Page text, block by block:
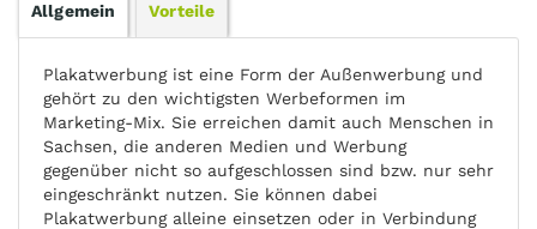
Allgemein Vorteile
Plakatwerbung ist eine Form der Außenwerbung und
gehört zu den wichtigsten Werbeformen im
Marketing-Mix. Sie erreichen damit auch Menschen in
Sachsen, die anderen Medien und Werbung
gegenüber nicht so aufgeschlossen sind bzw. nur sehr
eingeschränkt nutzen. Sie können dabei
Plakatwerbung alleine einsetzen oder in Verbindung